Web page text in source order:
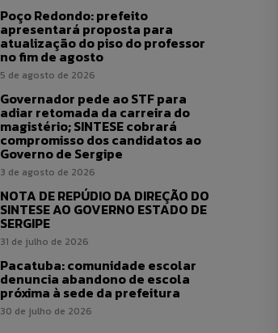
Poço Redondo: prefeito
apresentará proposta para
atualização do piso do professor
no fim de agosto
5 de agosto de 2026
Governador pede ao STF para
adiar retomada da carreira do
magistério; SINTESE cobrará
compromisso dos candidatos ao
Governo de Sergipe
3 de agosto de 2026
NOTA DE REPÚDIO DA DIREÇÃO DO
SINTESE AO GOVERNO ESTADO DE
SERGIPE
31 de julho de 2026
Pacatuba: comunidade escolar
denuncia abandono de escola
próxima à sede da prefeitura
30 de julho de 2026